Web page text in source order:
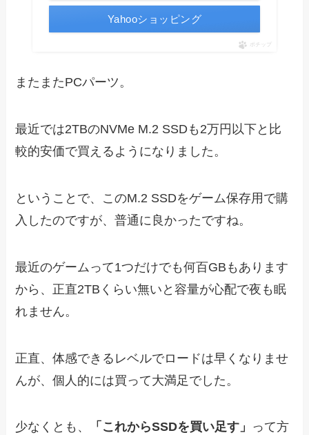
Yahooショッピング
ポチップ
またまたPCパーツ。
最近では2TBのNVMe M.2 SSDも2万円以下と比
較的安価で買えるようになりました。
ということで、このM.2 SSDをゲーム保存用で購
入したのですが、普通に良かったですね。
最近のゲームって1つだけでも何百GBもあります
から、正直2TBくらい無いと容量が心配で夜も眠
れません。
正直、体感できるレベルでロードは早くなりませ
んが、個人的には買って大満足でした。
少なくとも、 「これからSSDを買い足す」 って方